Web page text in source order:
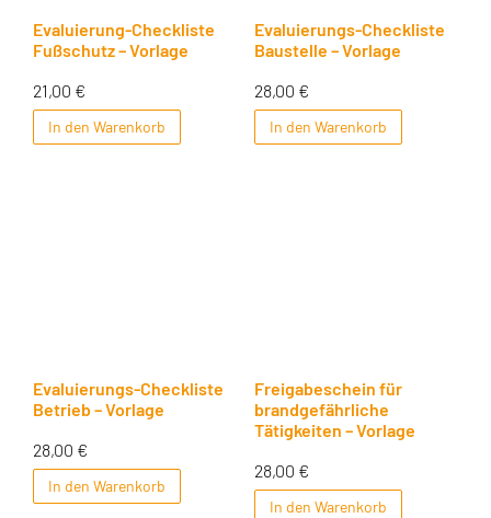
Evaluierung-Checkliste
Fußschutz – Vorlage
21,00 €
In den Warenkorb
Evaluierungs-Checkliste
Baustelle – Vorlage
28,00 €
In den Warenkorb
Evaluierungs-Checkliste
Betrieb – Vorlage
28,00 €
In den Warenkorb
Freigabeschein für
brandgefährliche
Tätigkeiten – Vorlage
28,00 €
In den Warenkorb